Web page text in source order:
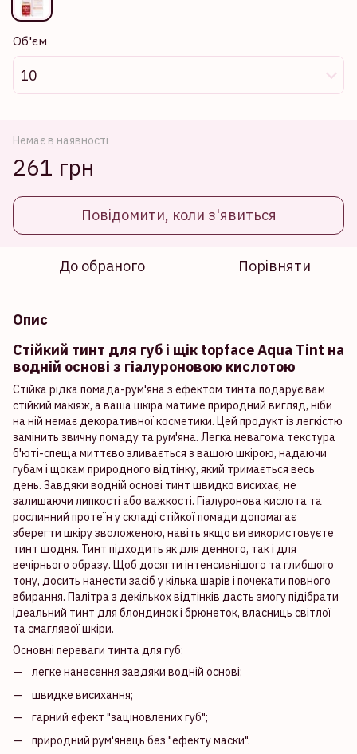
Об'єм
10
Немає в наявності
261 грн
Повідомити, коли з'явиться
До обраного Порівняти
Опис
Стійкий тинт для губ і щік topface Aqua Tint на
водній основі з гіалуроновою кислотою
Стійка рідка помада-рум'яна з ефектом тинта подарує вам
стійкий макіяж, а ваша шкіра матиме природний вигляд, ніби
на ній немає декоративної косметики. Цей продукт із легкістю
замінить звичну помаду та рум'яна. Легка невагома текстура
б'юті-спеща миттєво зливається з вашою шкірою, надаючи
губам і щокам природного відтінку, який тримається весь
день. Завдяки водній основі тинт швидко висихає, не
залишаючи липкості або важкості. Гіалуронова кислота та
рослинний протеїн у складі стійкої помади допомагає
зберегти шкіру зволоженою, навіть якщо ви використовуєте
тинт щодня. Тинт підходить як для денного, так і для
вечірнього образу. Щоб досягти інтенсивнішого та глибшого
тону, досить нанести засіб у кілька шарів і почекати повного
вбирання. Палітра з декількох відтінків дасть змогу підібрати
ідеальний тинт для блондинок і брюнеток, власниць світлої
та смаглявої шкіри.
Основні переваги тинта для губ:
легке нанесення завдяки водній основі;
швидке висихання;
гарний ефект "заціновлених губ";
природний рум'янець без "ефекту маски".